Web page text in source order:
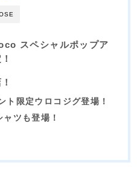
スペシャルポップア
ト限定ウロコジグ登場！
ツも登場！